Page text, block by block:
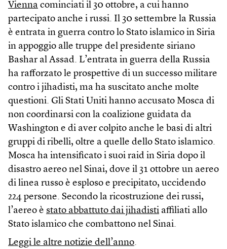
Vienna cominciati il 30 ottobre, a cui hanno
partecipato anche i russi. Il 30 settembre la Russia
è entrata in guerra contro lo Stato islamico in Siria
in appoggio alle truppe del presidente siriano
Bashar al Assad. L’entrata in guerra della Russia
ha rafforzato le prospettive di un successo militare
contro i jihadisti, ma ha suscitato anche molte
questioni. Gli Stati Uniti hanno accusato Mosca di
non coordinarsi con la coalizione guidata da
Washington e di aver colpito anche le basi di altri
gruppi di ribelli, oltre a quelle dello Stato islamico.
Mosca ha intensificato i suoi raid in Siria dopo il
disastro aereo nel Sinai, dove il 31 ottobre un aereo
di linea russo è esploso e precipitato, uccidendo
224 persone. Secondo la ricostruzione dei russi,
l’aereo è stato abbattuto dai jihadisti affiliati allo
Stato islamico che combattono nel Sinai.
Leggi le altre notizie dell’anno.